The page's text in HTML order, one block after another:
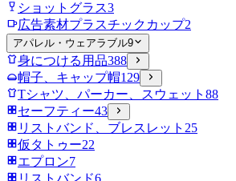
ショットグラス3
広告素材プラスチックカップ2
アパレル・ウェアラブル9
身につける用品388
帽子、キャップ帽129
Tシャツ、パーカー、スウェット 88
セーフティー43
リストバンド、ブレスレット 25
仮タトゥー22
エプロン7
リストバンド6